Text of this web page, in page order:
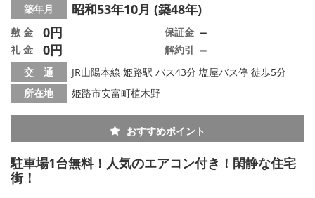
スタッフ募集中
店舗情報·アクセス
会社概要
築年月 昭和53年10月 (築48年)
敷 金 0円
礼 金 0円
保証金 －
解約引 －
交 通
JR山陽本線 姫路駅 バス43分 塩屋バス停 徒歩5分
所在地
姫路市安富町植木野
おすすめポイント
駐車場1台無料！人気のエアコン付き！閑静な住宅
街！